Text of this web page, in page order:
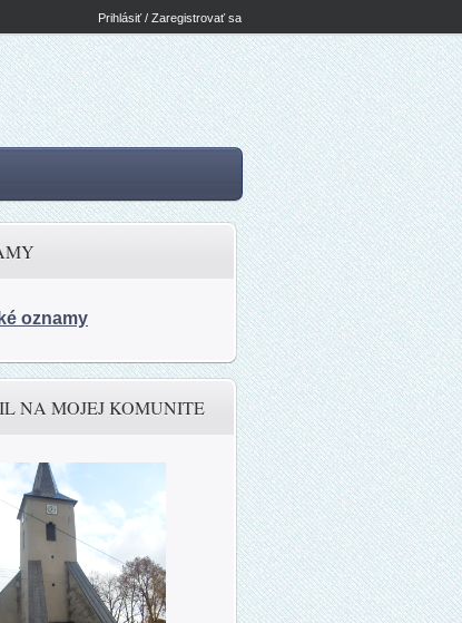
Prihlásiť / Zaregistrovať sa
oznamy
NA MOJEJ KOMUNITE